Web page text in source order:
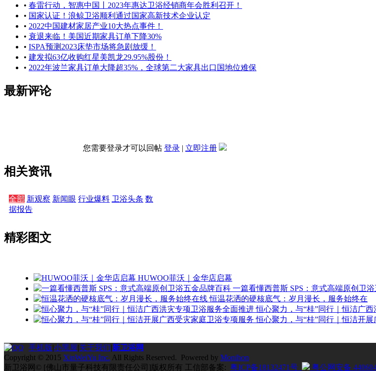
• 春雷行动，智惠中国丨2023年惠达卫浴经销商年会胜利召开！
• 国家认证！浪鲸卫浴顺利通过国家高新技术企业认定
• 2022中国建材家居产业10大热点事件！
• 衰退来临！美国近期家具订单下降30%
• ISPA预测2023床垫市场将急剧放缓！
• 建发拟63亿收购红星美凯龙29.95%股份！
• 2022年波兰家具订单大降超35%，全球第二大家具出口国地位难保
最新评论
您需要登录才可以回帖 登录 | 立即注册
相关资讯
全部 新观察 新闻眼 行业爆料 卫浴头条 数
据报告
精彩图文
HUWOO菲沃｜金华店启幕
一篇看懂西普斯 SPS：意式高端原创卫浴
恒温花洒的硬核底气：岁月漫长，服务始终在
恒心聚力，与“桂”同行｜恒洁广西
恒心聚力，与“桂”同行｜恒洁开展
手机版|小黑屋|关于我们|新卫浴网
Copyright © 2015 XinWeiYu Inc. All Rights Reserved. Powered by Monihon
新卫浴网© [佛山市量子科技有限责任公司]版权所有 工信部备案: 粤ICP备18132471号 粤公网安备